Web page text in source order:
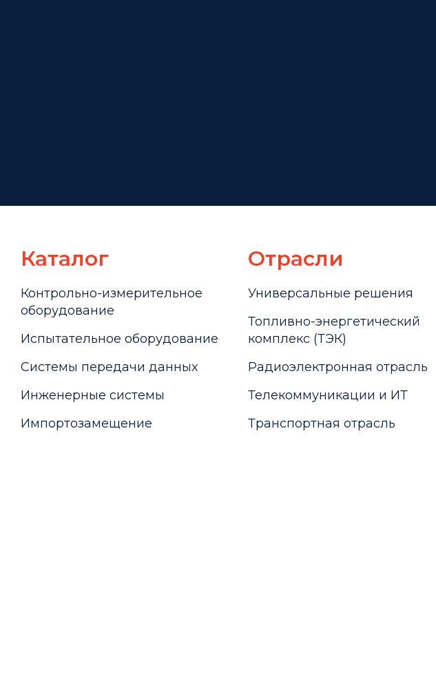
Каталог
Контрольно-измерительное
оборудование
Испытательное оборудование
Системы передачи данных
Инженерные системы
Импортозамещение
Отрасли
Универсальные решения
Топливно-энергетический
комплекс (ТЭК)
Радиоэлектронная отрасль
Телекоммуникации и ИТ
Транспортная отрасль